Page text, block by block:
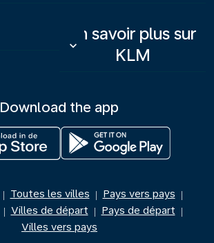
En savoir plus sur
KLM
keyboard_arrow_down
Download the app
| Toutes les villes | Pays vers pays |
| Villes de départ | Pays de départ |
Villes vers pays